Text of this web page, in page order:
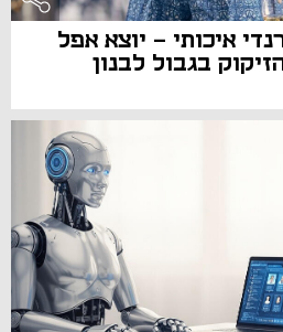
איכותי - יוצא אפל
בגבול לבנון